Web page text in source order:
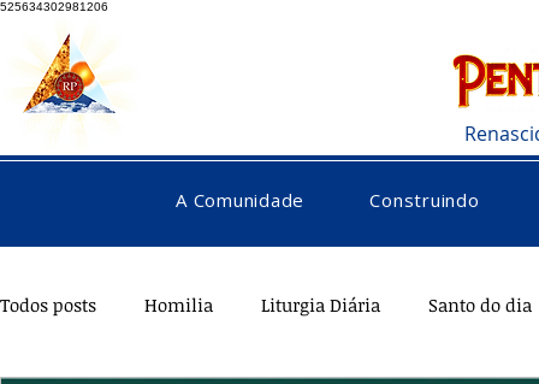
525634302981206
A Comunidade Construindo
Todos posts Homilia Liturgia Diária Santo do dia